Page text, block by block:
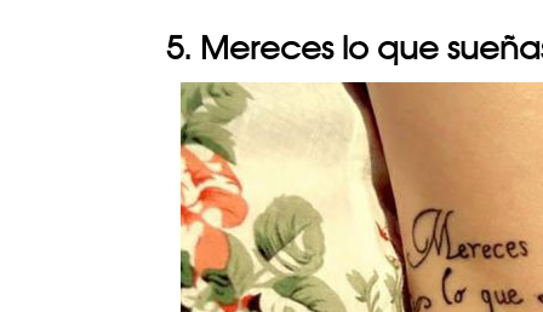
5. Mereces lo que